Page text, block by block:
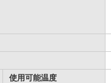
使用可能温度